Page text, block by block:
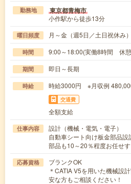
勤務地 東京都青梅市
小作駅から徒歩13分
曜日頻度 月～金（週5日／土日祝休み）
時間 9:00～18:00(実働8時間 休
期間 即日～長期
時給 時給3000円 ※月収例
交通費
全額支給
仕事内容
設計（機械・電気・電子）
自動車シート向け板金部品
部品も10～20％程度お任せ
応募資格
ブランクOK
＊CATIA V5を用いた機械設
安な方もご相談ください！